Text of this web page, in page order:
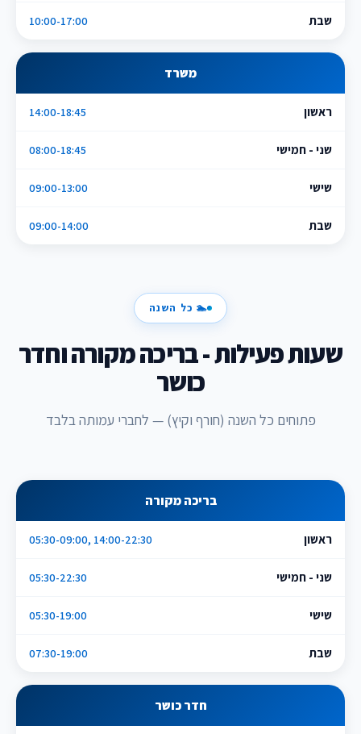
שבת 10:00-17:00
משרד
ראשון 14:00-18:45
שני - חמישי 08:00-18:45
שישי 09:00-13:00
שבת 09:00-14:00
🏊 כל השנה
שעות פעילות - בריכה מקורה וחדר
כושר
פתוחים כל השנה (חורף וקיץ) — לחברי עמותה בלבד
בריכה מקורה
ראשון 05:30-09:00, 14:00-22:30
שני - חמישי 05:30-22:30
שישי 05:30-19:00
שבת 07:30-19:00
חדר כושר